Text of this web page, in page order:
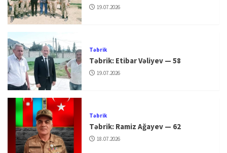
19.07.2026
Təbrik
Təbrik: Etibar Vəliyev — 58
19.07.2026
Təbrik
Təbrik: Ramiz Ağayev — 62
18.07.2026